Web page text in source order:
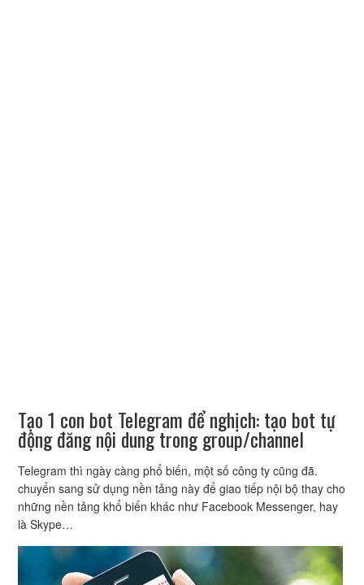
Tạo 1 con bot Telegram để nghịch: tạo bot tự
động đăng nội dung trong group/channel
Telegram thì ngày càng phổ biến, một số công ty cũng đã.
chuyển sang sử dụng nền tảng này để giao tiếp nội bộ thay cho
những nền tảng khổ biến khác như Facebook Messenger, hay
là Skype…